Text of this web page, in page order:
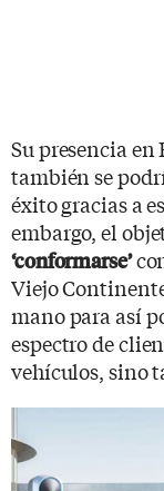
Su presencia en
también se
éxito gracias a
embargo, el
‘conformarse’
Viejo
mano para así
espectro de
vehículos, sino